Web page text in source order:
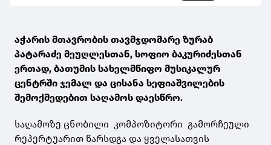
აჭარის მთავრობის თავმჯდომარე ზურაბ
პატარაძე მეუღლესთან, სოფიო ბაკურიძესთან
ერთად, ბათუმის სახელმწიფო მუსიკალურ
ცენტრში ჯემალ და ცისანა სეფიაშვილების
შემოქმედებით საღამოს დაესწრო.
საღამოზე ცნობილი კომპოზიტორი გამორჩეული
რეპერტუარით წარსდგა და ყველასათვის